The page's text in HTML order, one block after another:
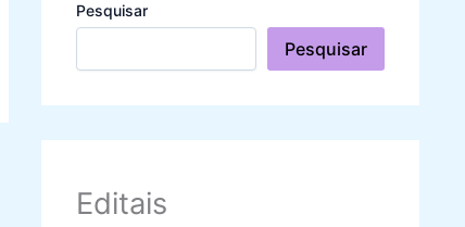
Pesquisar
Pesquisar
Editais